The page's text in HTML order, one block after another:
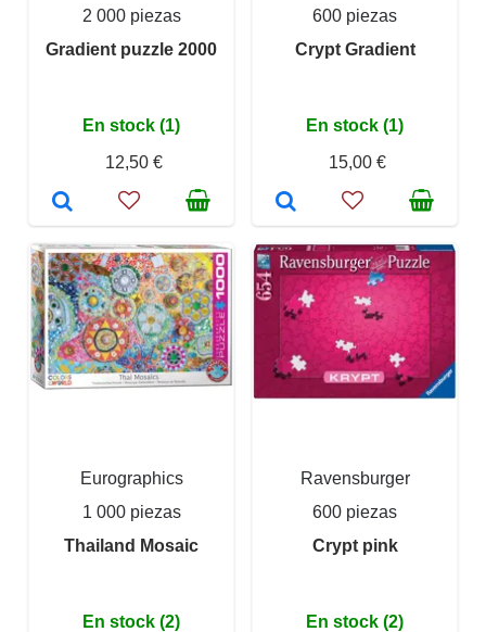
2 000 piezas
Gradient puzzle 2000
En stock (1)
12,50 €
600 piezas
Crypt Gradient
En stock (1)
15,00 €
Eurographics
1 000 piezas
Thailand Mosaic
En stock (2)
Ravensburger
600 piezas
Crypt pink
En stock (2)